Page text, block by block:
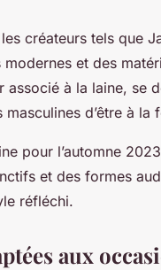
créateurs tels que
et des
à la laine, se
d’être à la
pour l’automne
et des formes
réfléchi.
aux